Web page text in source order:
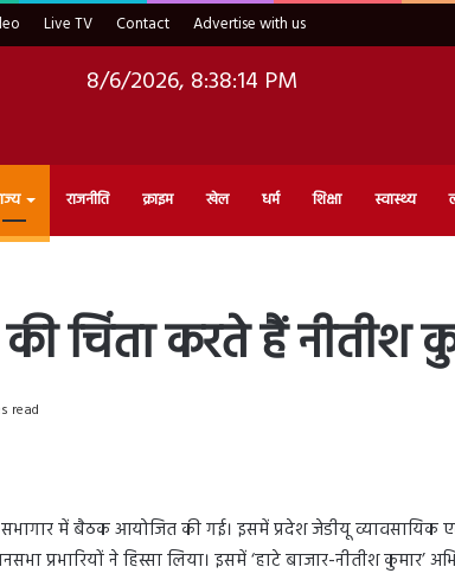
Live TV Contact Advertise with us
8/6/2026, 8:38:15 PM
राजनीति क्राइम खेल धर्म शिक्षा स्वास्थ्य
की चिंता करते हैं नीतीश
read
में बैठक आयोजित की गई। इसमें प्रदेश जेडीयू व्यावसायिक
प्रभारियों ने हिस्सा लिया। इसमें ‘हाटे बाजार-नीतीश कुमार’